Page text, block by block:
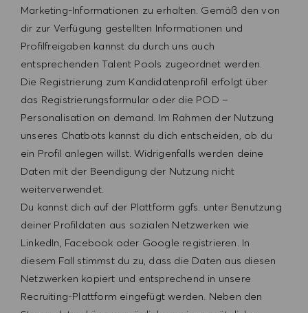
Marketing-Informationen zu erhalten. Gemäß den von
dir zur Verfügung gestellten Informationen und
Profilfreigaben kannst du durch uns auch
entsprechenden Talent Pools zugeordnet werden.
Die Registrierung zum Kandidatenprofil erfolgt über
das Registrierungsformular oder die POD –
Personalisation on demand. Im Rahmen der Nutzung
unseres Chatbots kannst du dich entscheiden, ob du
ein Profil anlegen willst. Widrigenfalls werden deine
Daten mit der Beendigung der Nutzung nicht
weiterverwendet.
Du kannst dich auf der Plattform ggfs. unter Benutzung
deiner Profildaten aus sozialen Netzwerken wie
LinkedIn, Facebook oder Google registrieren. In
diesem Fall stimmst du zu, dass die Daten aus diesen
Netzwerken kopiert und entsprechend in unsere
Recruiting-Plattform eingefügt werden. Neben den